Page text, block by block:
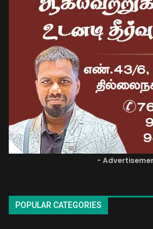
-
POPULAR CATEGORIES